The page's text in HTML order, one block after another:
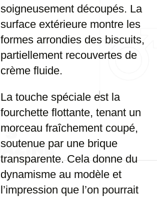
soigneusement découpés. La
surface extérieure montre les
formes arrondies des biscuits,
partiellement recouvertes de
crème fluide.
La touche spéciale est la
fourchette flottante, tenant un
morceau fraîchement coupé,
soutenue par une brique
transparente. Cela donne du
dynamisme au modèle et
l’impression que l’on pourrait